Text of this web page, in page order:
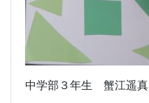
中学部３年生 蟹江遥真